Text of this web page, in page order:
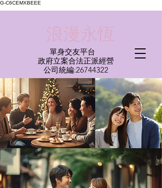
G-C6CEMXBEEE
單身交友平台
​政府立案合法正派經營​
​公司統編:26744322
​浪漫永恆